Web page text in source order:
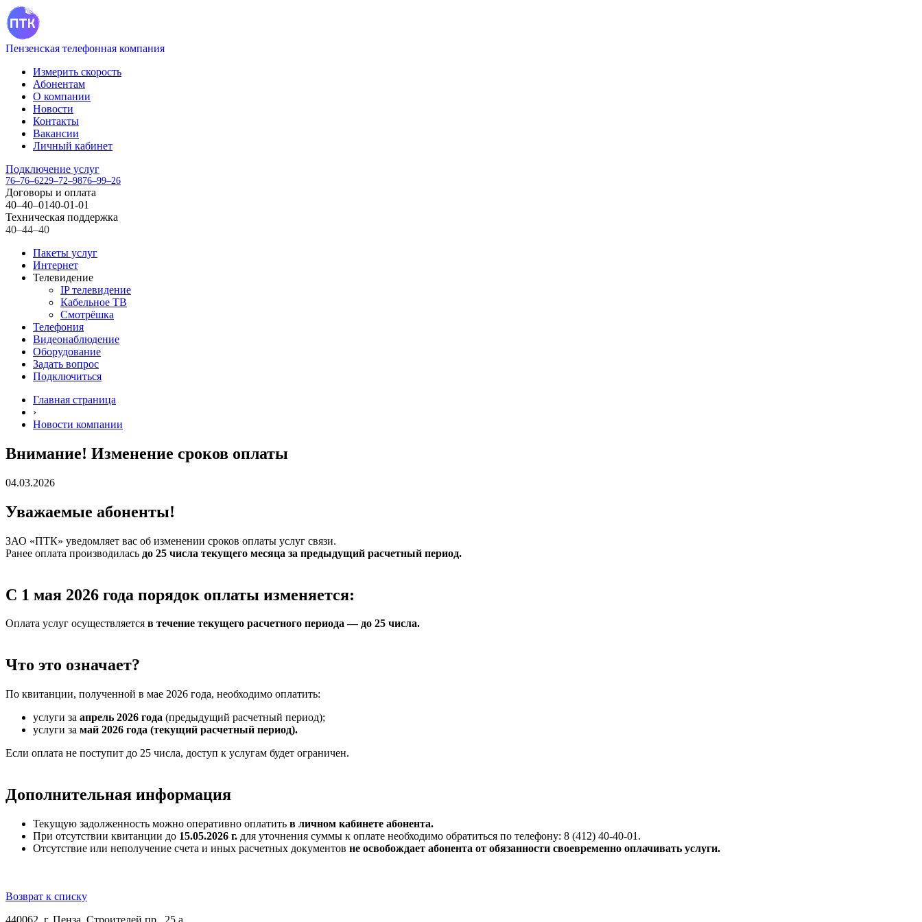
Пензенская телефонная компания
Измерить скорость
Абонентам
О компании
Новости
Контакты
Вакансии
Личный кабинет
Подключение услуг
76–76–6229–72–9876–99–26
Договоры и оплата
40–40–0140-01-01
Техническая поддержка
40–44–40
Пакеты услуг
Интернет
Телевидение
IP телевидение
Кабельное ТВ
Смотрёшка
Телефония
Видеонаблюдение
Оборудование
Задать вопрос
Подключиться
Главная страница
›
Новости компании
Внимание! Изменение сроков оплаты
04.03.2026
Уважаемые абоненты!
ЗАО «ПТК» уведомляет вас об изменении сроков оплаты услуг связи.
Ранее оплата производилась до 25 числа текущего месяца за предыдущий расчетный период.
С 1 мая 2026 года порядок оплаты изменяется:
Оплата услуг осуществляется в течение текущего расчетного периода — до 25 числа.
Что это означает?
По квитанции, полученной в мае 2026 года, необходимо оплатить:
услуги за апрель 2026 года (предыдущий расчетный период);
услуги за май 2026 года (текущий расчетный период).
Если оплата не поступит до 25 числа, доступ к услугам будет ограничен.
Дополнительная информация
Текущую задолженность можно оперативно оплатить в личном кабинете абонента.
При отсутствии квитанции до 15.05.2026 г. для уточнения суммы к оплате необходимо обратиться по телефону: 8 (412) 40-40-01.
Отсутствие или неполучение счета и иных расчетных документов не освобождает абонента от обязанности своевременно оплачивать услуги.
Возврат к списку
440062, г. Пенза, Строителей пр., 25 а